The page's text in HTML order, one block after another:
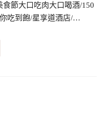
節大口吃肉大口喝酒/150
吃到飽/星享道酒店/…